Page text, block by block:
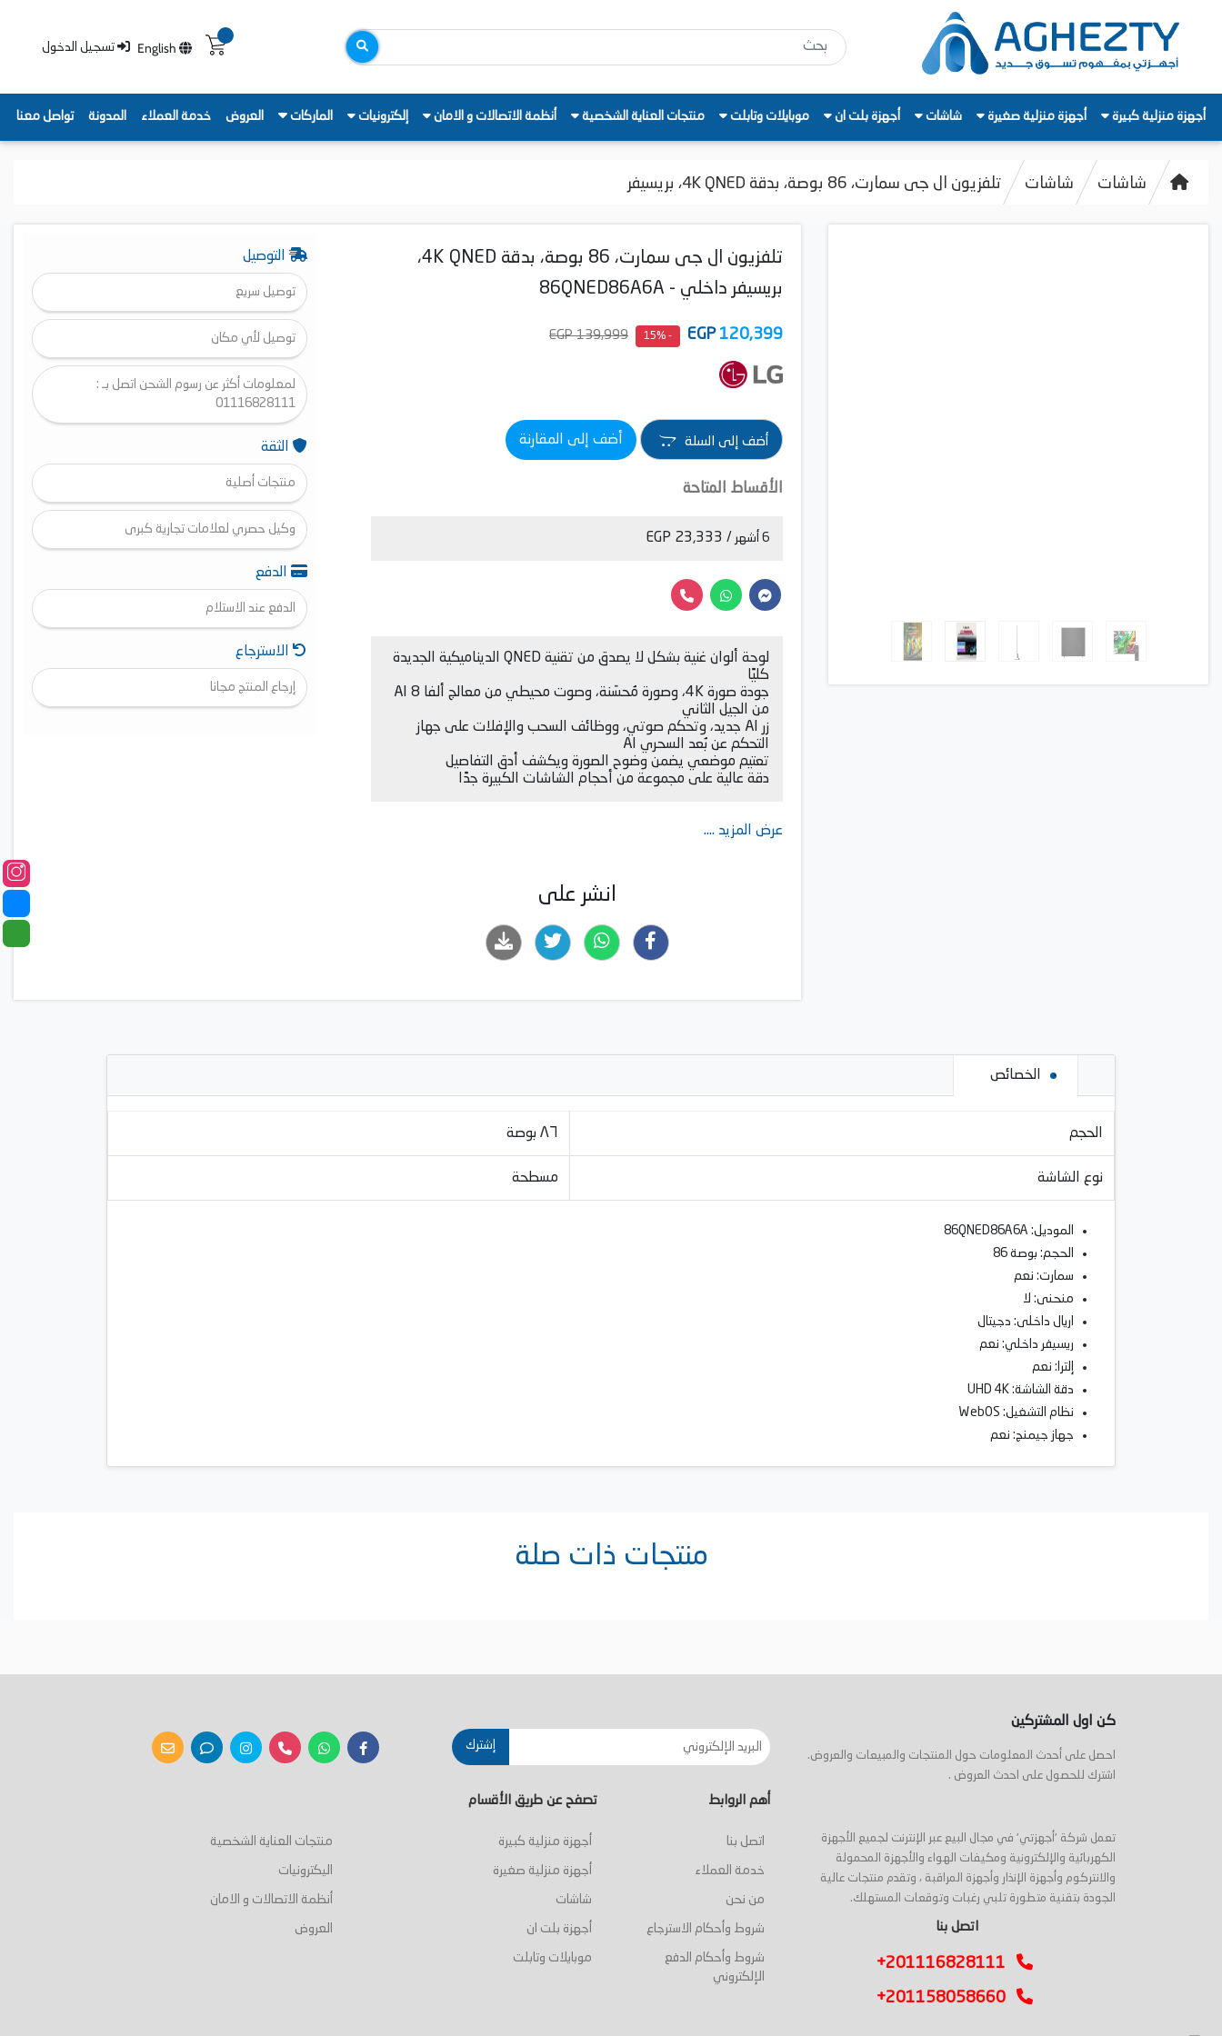
English تسجيل الدخول
أجهزة منزلية كبيرة أجهزة منزلية صغيرة شاشات أجهزة بلت ان موبايلات وتابلت منتجات العناية الشخصية أنظمة الاتصالات و الامان إلكترونيات الماركات العروض خدمة العملاء المدونة تواصل معنا
شاشات شاشات تلفزيون ال جى سمارت، 86 بوصة، بدقة 4K QNED، بريسيفر
تلفزيون ال جى سمارت، 86 بوصة، بدقة 4K QNED،
بريسيفر داخلي - 86QNED86A6A
120,399
EGP
- 15%
139,999 EGP
أضف إلى السلة أضف إلى المقارنة
الأقساط المتاحة
6 أشهر / 23,333 EGP
لوحة ألوان غنية بشكل لا يصدق من تقنية QNED الديناميكية الجديدة
كليًا
جودة صورة 4K، وصورة مُحسّنة، وصوت محيطي من معالج ألفا 8 AI
من الجيل الثاني
زر AI جديد، وتحكم صوتي، ووظائف السحب والإفلات على جهاز
التحكم عن بُعد السحري AI
تعتيم موضعي يضمن وضوح الصورة ويكشف أدق التفاصيل
دقة عالية على مجموعة من أحجام الشاشات الكبيرة جدًا
عرض المزيد ....
انشر على
التوصيل
توصيل سريع
توصيل لأي مكان
لمعلومات أكثر عن رسوم الشحن اتصل بـ :
01116828111
الثقة
منتجات أصلية
وكيل حصري لعلامات تجارية كبرى
الدفع
الدفع عند الاستلام
الاسترجاع
إرجاع المنتج مجانا
الخصائص
الحجم ٨٦ بوصة
نوع الشاشة مسطحة
الموديل: 86QNED86A6A
الحجم: بوصة 86
سمارت: نعم
منحنى: لا
اريال داخلى: دجيتال
ريسيفر داخلي: نعم
إلترا: نعم
دقة الشاشة: UHD 4K
نظام التشغيل: WebOS
جهاز جيمنج: نعم
منتجات ذات صلة
كن اول المشتركين
احصل على أحدث المعلومات حول المنتجات والمبيعات والعروض.
اشترك للحصول على احدث العروض .
إشترك
تعمل شركة 'أجهزتي' في مجال البيع عبر الإنترنت لجميع الأجهزة
الكهربائية والإلكترونية ومكيفات الهواء والأجهزة المحمولة
والانتركوم وأجهزة الإنذار وأجهزة المراقبة ، وتقدم منتجات عالية
الجودة بتقنية متطورة تلبي رغبات وتوقعات المستهلك.
اتصل بنا
+201116828111
+201158058660
أهم الروابط
اتصل بنا
خدمة العملاء
من نحن
شروط وأحكام الاسترجاع
شروط وأحكام الدفع
الإلكتروني
تصفح عن طريق الأقسام
أجهزة منزلية كبيرة
أجهزة منزلية صغيرة
شاشات
أجهزة بلت ان
موبايلات وتابلت
منتجات العناية الشخصية
اليكترونيات
أنظمة الاتصالات و الامان
العروض